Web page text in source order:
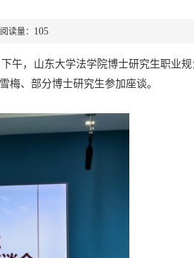
量： 105
午，山东大学法学院博士研究生职业
梅、部分博士研究生参加座谈。